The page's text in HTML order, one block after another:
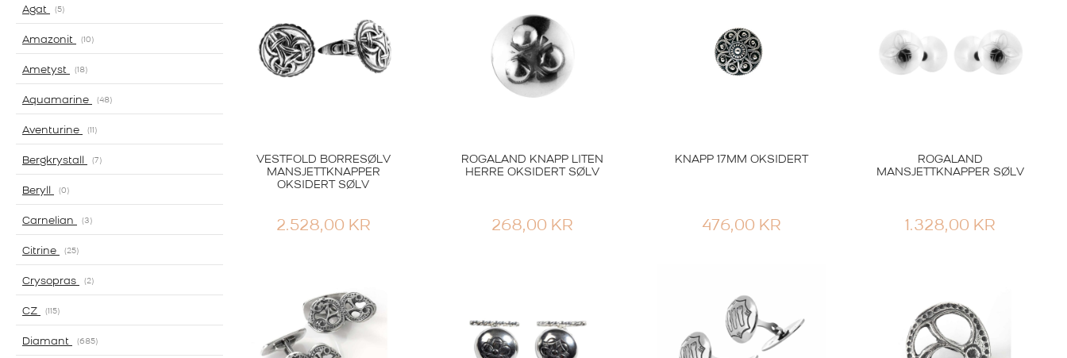
Agat 5
Amazonit 10
Ametyst 18
Aquamarine 48
Aventurine 11
Bergkrystall 7
Beryll 0
Carnelian 3
Citrine 25
Crysopras 2
CZ 115
Diamant 685
VESTFOLD BORRESØLV
MANSJETTKNAPPER
OKSIDERT SØLV
2.528,00 KR
ROGALAND KNAPP LITEN
HERRE OKSIDERT SØLV
268,00 KR
KNAPP 17MM OKSIDERT
476,00 KR
ROGALAND
MANSJETTKNAPPER SØLV
1.328,00 KR